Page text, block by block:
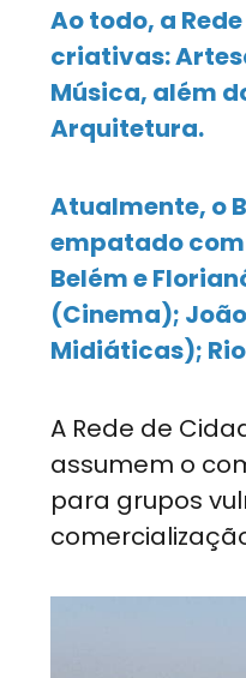
Ao todo, a
criativas:
Música, além
Arquitetura.
Atualmente, o
empatado com
Belém e
(Cinema);
Midiáticas);
A Rede de
assumem o
para grupos